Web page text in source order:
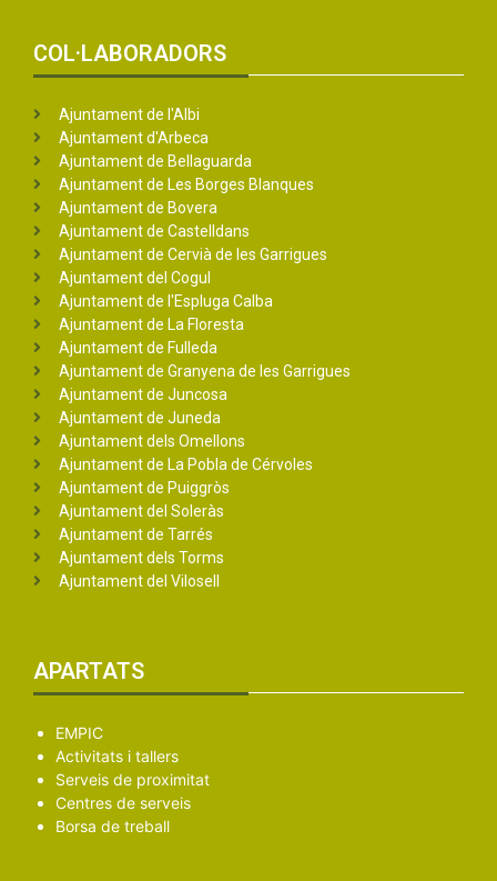
COL·LABORADORS
Ajuntament de l'Albi
Ajuntament d'Arbeca
Ajuntament de Bellaguarda
Ajuntament de Les Borges Blanques
Ajuntament de Bovera
Ajuntament de Castelldans
Ajuntament de Cervià de les Garrigues
Ajuntament del Cogul
Ajuntament de l'Espluga Calba
Ajuntament de La Floresta
Ajuntament de Fulleda
Ajuntament de Granyena de les Garrigues
Ajuntament de Juncosa
Ajuntament de Juneda
Ajuntament dels Omellons
Ajuntament de La Pobla de Cérvoles
Ajuntament de Puiggròs
Ajuntament del Soleràs
Ajuntament de Tarrés
Ajuntament dels Torms
Ajuntament del Vilosell
APARTATS
EMPIC
Activitats i tallers
Serveis de proximitat
Centres de serveis
Borsa de treball